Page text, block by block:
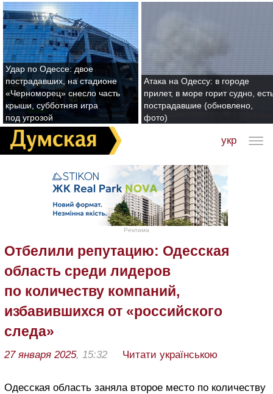
Удар по Одессе: двое
пострадавших, на стадионе
«Черноморец» снесло часть
крыши, субботняя игра
под угрозой
Атака на Одессу: в городе
прилет, в море горит судно,
пострадавшие (обновлено,
фото)
укр
Реклама
Отбелили репутацию: Одесская
область среди лидеров
по количеству компаний,
избавившихся от «российского
следа»
27 января 2025, 15:32 Читати українською
Одесская область заняла второе место по количеству